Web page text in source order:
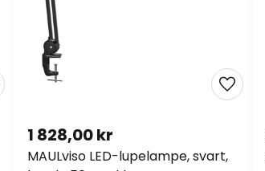
MAULviso LED-lupelampe, svart,
1 828,00 kr